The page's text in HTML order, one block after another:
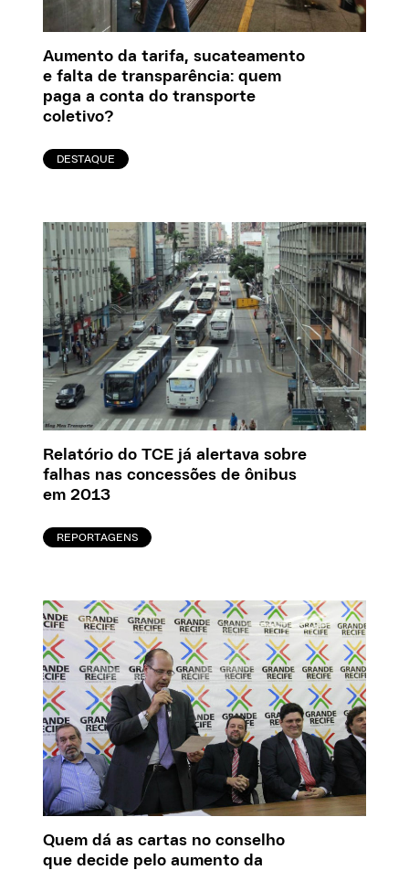
Aumento da tarifa, sucateamento
e falta de transparência: quem
paga a conta do transporte
coletivo?
DESTAQUE
Relatório do TCE já alertava sobre
falhas nas concessões de ônibus
em 2013
REPORTAGENS
Quem dá as cartas no conselho
que decide pelo aumento da